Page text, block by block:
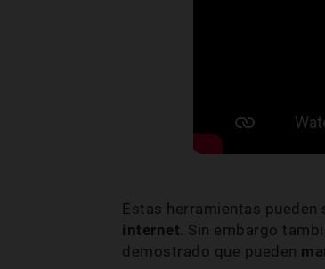
Estas herramientas pueden
internet . Sin embargo
demostrado que pueden